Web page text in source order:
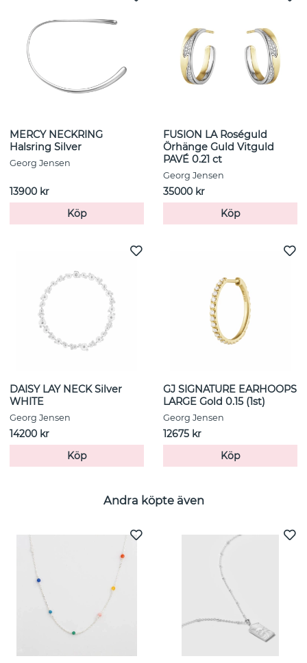
MERCY NECKRING
Halsring Silver
Georg Jensen
13900 kr
Köp
FUSION LA Roséguld
Örhänge Guld Vitguld
PAVÉ 0.21 ct
Georg Jensen
35000 kr
Köp
DAISY LAY NECK Silver
WHITE
Georg Jensen
14200 kr
Köp
GJ SIGNATURE EARHOOPS
LARGE Gold 0.15 (1st)
Georg Jensen
12675 kr
Köp
Andra köpte även